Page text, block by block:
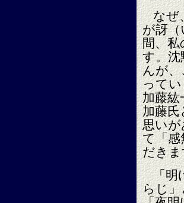
なぜ
が訝
間、
す。
んが
ってい
加藤
加藤氏
思い
て「
だきま
「明
らじ